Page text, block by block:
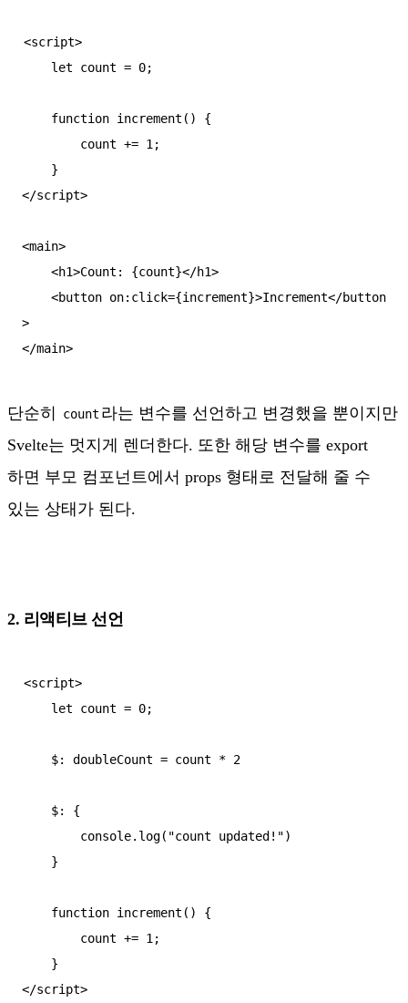
<script>
</script>
<main>
>
단순히 count 라는 변수를 선언하고 변경했을 뿐이지만
Svelte는 멋지게 렌더한다. 또한 해당 변수를 export
하면 부모 컴포넌트에서 props 형태로 전달해 줄 수
있는 상태가 된다.
2. 리액티브 선언
<script>
</script>